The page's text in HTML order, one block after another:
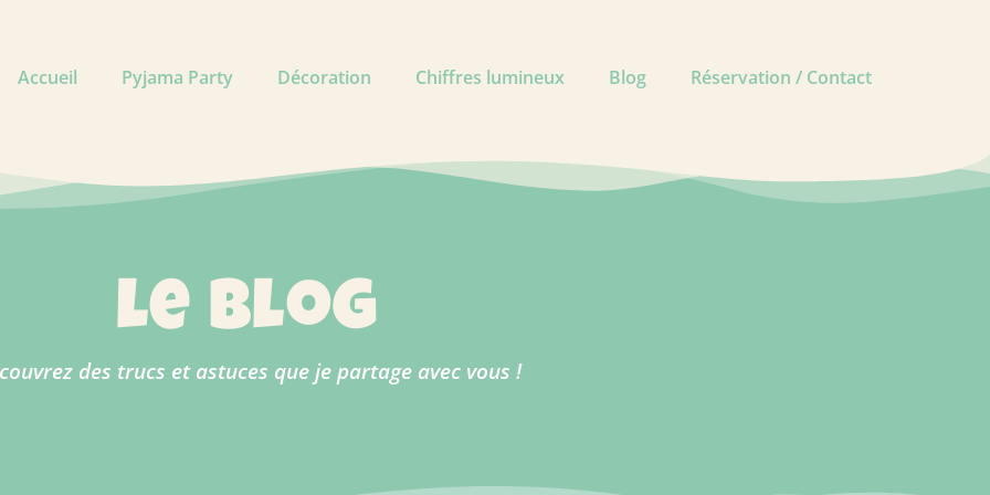
Accueil Pyjama Party Décoration Chiffres lumineux Blog Réservation / Contact
le blog
des trucs et astuces que je partage avec vous !